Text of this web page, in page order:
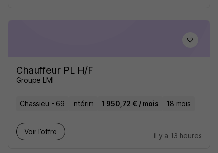
Chauffeur PL H/F
Groupe LMI
Chassieu - 69 Intérim 1 950,72 € / mois 18 mois
Voir l’offre
il y a 13 heures